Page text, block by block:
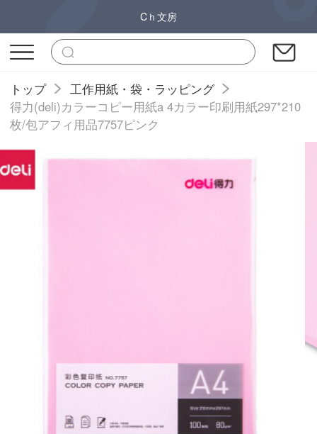
Cｈ文房
トップ
工作用紙・袋・ラッピング
得力(deli)カラーコピー用紙a 4カラー印刷用紙297*210
枚/包アフィ用品7757ピンク